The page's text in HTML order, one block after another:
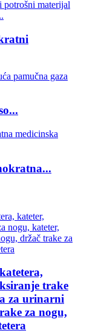
trake
za urinarni
za nogu,